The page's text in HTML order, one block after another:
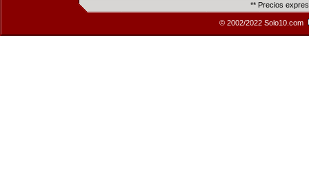
** Precios
© 2002/2022 Solo10.com